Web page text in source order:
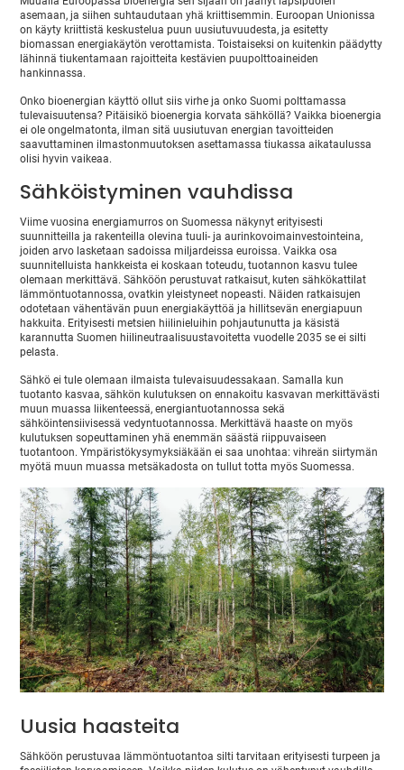
asemaan, ja siihen suhtaudutaan yhä kriittisemmin. Euroopan Unionissa
on käyty kriittistä keskustelua puun uusiutuvuudesta, ja esitetty
biomassan energiakäytön verottamista. Toistaiseksi on kuitenkin päädytty
lähinnä tiukentamaan rajoitteita kestävien puupolttoaineiden
hankinnassa.
Onko bioenergian käyttö ollut siis virhe ja onko Suomi polttamassa
tulevaisuutensa? Pitäisikö bioenergia korvata sähköllä? Vaikka bioenergia
ei ole ongelmatonta, ilman sitä uusiutuvan energian tavoitteiden
saavuttaminen ilmastonmuutoksen asettamassa tiukassa aikataulussa
olisi hyvin vaikeaa.
Sähköistyminen vauhdissa
Viime vuosina energiamurros on Suomessa näkynyt erityisesti
suunnitteilla ja rakenteilla olevina tuuli- ja aurinkovoimainvestointeina,
joiden arvo lasketaan sadoissa miljardeissa euroissa. Vaikka osa
suunnitelluista hankkeista ei koskaan toteudu, tuotannon kasvu tulee
olemaan merkittävä. Sähköön perustuvat ratkaisut, kuten sähkökattilat
lämmöntuotannossa, ovatkin yleistyneet nopeasti. Näiden ratkaisujen
odotetaan vähentävän puun energiakäyttöä ja hillitsevän energiapuun
hakkuita. Erityisesti metsien hiilinieluihin pohjautunutta ja käsistä
karannutta Suomen hiilineutraalisuustavoitetta vuodelle 2035 se ei silti
pelasta.
Sähkö ei tule olemaan ilmaista tulevaisuudessakaan. Samalla kun
tuotanto kasvaa, sähkön kulutuksen on ennakoitu kasvavan merkittävästi
muun muassa liikenteessä, energiantuotannossa sekä
sähköintensiivisessä vedyntuotannossa. Merkittävä haaste on myös
kulutuksen sopeuttaminen yhä enemmän säästä riippuvaiseen
tuotantoon. Ympäristökysymyksiäkään ei saa unohtaa: vihreän siirtymän
myötä muun muassa metsäkadosta on tullut totta myös Suomessa.
Uusia haasteita
Sähköön perustuvaa lämmöntuotantoa silti tarvitaan erityisesti turpeen ja